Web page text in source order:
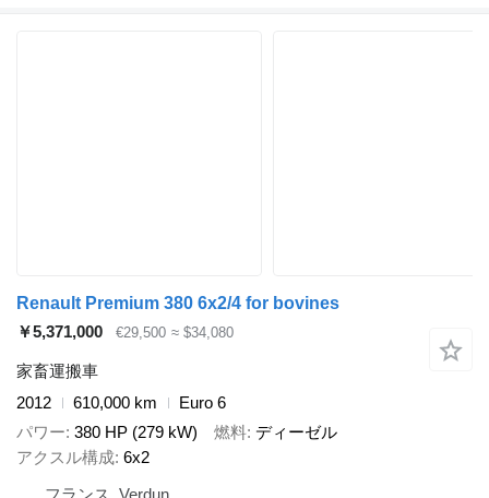
Renault Premium 380 6x2/4 for bovines
￥5,371,000
€29,500 ≈ $34,080
家畜運搬車
2012
610,000 km
Euro 6
パワー 380 HP (279 kW) 燃料 ディーゼル
アクスル構成 6x2
フランス, Verdun